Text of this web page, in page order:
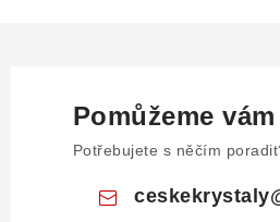
Pomůžeme
Potřebujete s něčím
ceskekrystaly